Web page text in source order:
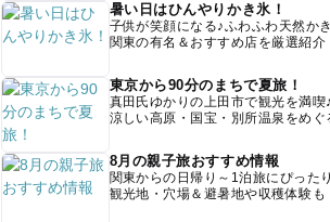
暑い日はひんやりかき氷！
子供が笑顔になる♪ふわふわ天然か
関東の有名＆おすすめ店を厳選紹介
東京から90分のまちで夏旅！
真田氏ゆかりの上田市で観光を満喫♪
涼しい高原・国宝・別所温泉をめぐ
8月の親子旅おすすめ情報
関東からの日帰り～1泊旅にぴったり
観光地・穴場＆避暑地や収穫体験も